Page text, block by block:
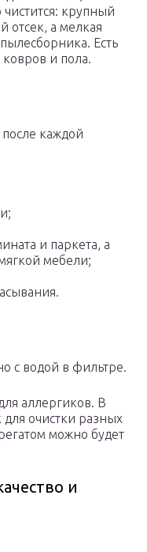
крупный
отсек, а мелкая
Есть
и пола.
каждой
и паркета, а
мебели;
с водой в фильтре.
аллергиков. В
очистки разных
можно будет
и